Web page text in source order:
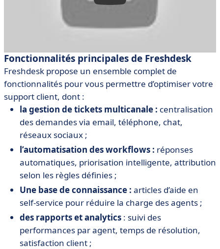
Fonctionnalités principales de Freshdesk
Freshdesk propose un ensemble complet de
fonctionnalités pour vous permettre d’optimiser votre
support client, dont :
la gestion de tickets multicanale : centralisation
des demandes via email, téléphone, chat,
réseaux sociaux ;
l’automatisation des workflows : réponses
automatiques, priorisation intelligente, attribution
selon les règles définies ;
Une base de connaissance : articles d’aide en
self-service pour réduire la charge des agents ;
des rapports et analytics : suivi des
performances par agent, temps de résolution,
satisfaction client ;